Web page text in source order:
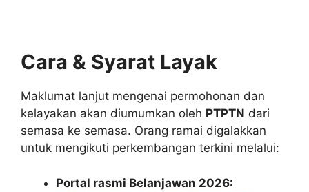
Cara & Syarat Layak
Maklumat lanjut mengenai permohonan dan
kelayakan akan diumumkan oleh PTPTN dari
semasa ke semasa. Orang ramai digalakkan
untuk mengikuti perkembangan terkini melalui:
Portal rasmi Belanjawan 2026: